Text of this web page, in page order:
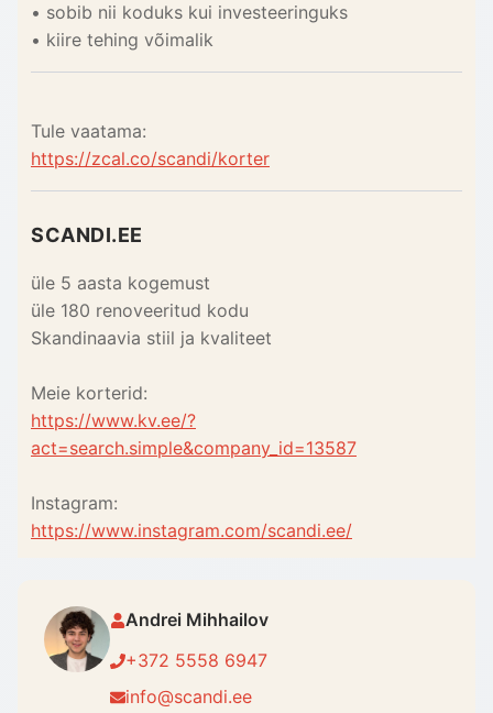
• sobib nii koduks kui investeeringuks
• kiire tehing võimalik
Tule vaatama:
https://zcal.co/scandi/korter
SCANDI.EE
üle 5 aasta kogemust
üle 180 renoveeritud kodu
Skandinaavia stiil ja kvaliteet
Meie korterid:
https://www.kv.ee/?
act=search.simple&company_id=13587
Instagram:
https://www.instagram.com/scandi.ee/
Andrei Mihhailov
+372 5558 6947
info@scandi.ee